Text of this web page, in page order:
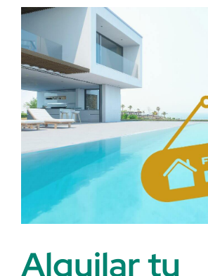
Smit)
De
Tafel
van
Gert
Alquilar tu